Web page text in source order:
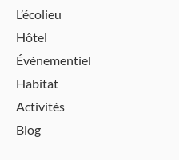
L’écolieu
Hôtel
Événementiel
Habitat
Activités
Blog